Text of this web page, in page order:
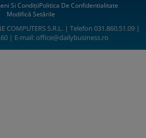
Si CondițiiPolitica De Confidentialitate
Modifică Setările
COMPUTERS S.R.L. | Telefon 031.860.51.09 |
| E-mail:office@dailybusiness.ro